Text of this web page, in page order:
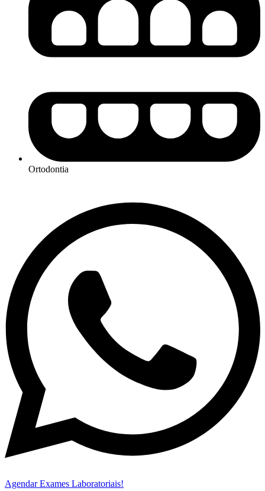
Ortodontia
Agendar Exames Laboratoriais!